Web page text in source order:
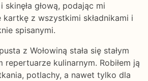
skinęła głową, podając mi
kartkę z wszystkimi składnikami i
spisanymi.
z Wołowiną stała się stałym
repertuarze kulinarnym. Robiłem ją
potlachy, a nawet tylko dla